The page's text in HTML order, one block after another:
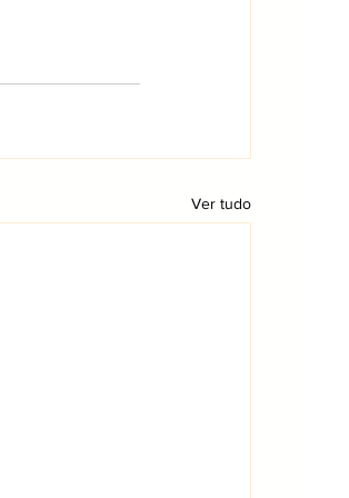
Ver tudo